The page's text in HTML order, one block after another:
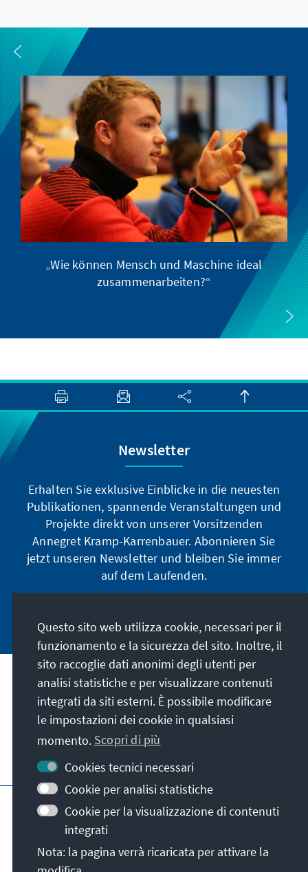
„Wie können Mensch und Maschine ideal
zusammenarbeiten?“
Newsletter
Erhalten Sie exklusive Einblicke in die neuesten
Publikationen, spannende Veranstaltungen und
Projekte direkt von unserer Vorsitzenden
Annegret Kramp-Karrenbauer. Abonnieren Sie
jetzt unseren Newsletter und bleiben Sie immer
auf dem Laufenden.
La nostra missione
Contatto
Altre offerte della fondazione
Colophon
Termini e condizioni
Erklärung zur Barrierefreiheit
Mappa del sito
Questo sito web utilizza cookie, necessari per il
funzionamento e la sicurezza del sito. Inoltre, il
sito raccoglie dati anonimi degli utenti per
analisi statistiche e per visualizzare contenuti
integrati da siti esterni. È possibile modificare
le impostazioni dei cookie in qualsiasi
momento. Scopri di più
Cookies tecnici necessari
Cookie per analisi statistiche
Cookie per la visualizzazione di contenuti
integrati
Nota: la pagina verrà ricaricata per attivare la